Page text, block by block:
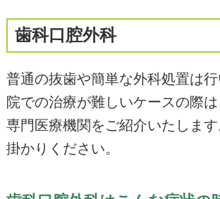
歯科口腔外科
普通の抜歯や簡単な外科処置は
院での治療が難しいケースの際
専門医療機関をご紹介いたしま
掛かりください。